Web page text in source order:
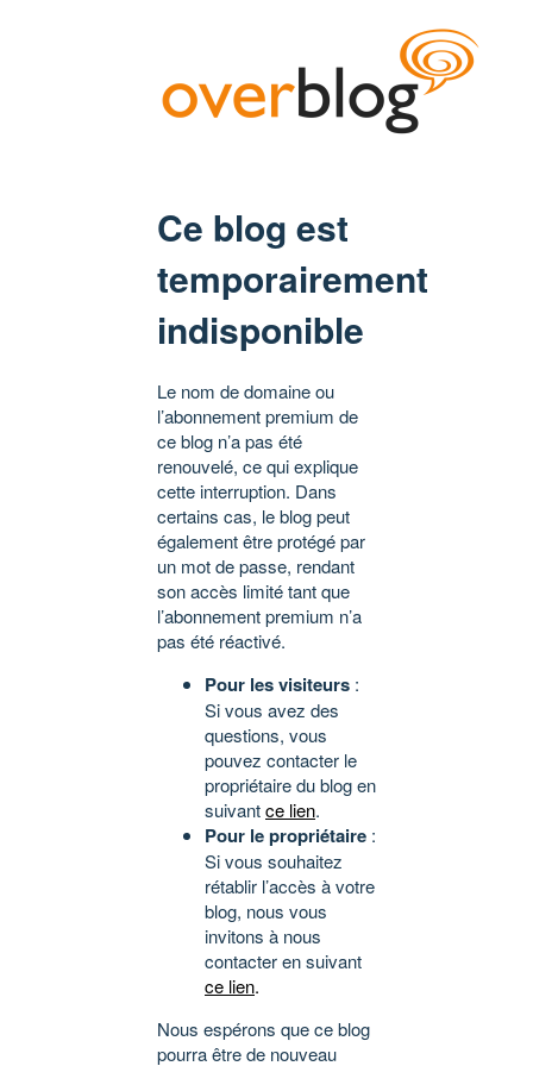
Ce blog est
temporairement
indisponible
Le nom de domaine ou
l’abonnement premium de
ce blog n’a pas été
renouvelé, ce qui explique
cette interruption. Dans
certains cas, le blog peut
également être protégé par
un mot de passe, rendant
son accès limité tant que
l’abonnement premium n’a
pas été réactivé.
Pour les visiteurs :
Si vous avez des
questions, vous
pouvez contacter le
propriétaire du blog en
suivantce lien.
Pour le propriétaire :
Si vous souhaitez
rétablir l’accès à votre
blog, nous vous
invitons à nous
contacter en suivant
ce lien.
Nous espérons que ce blog
pourra être de nouveau